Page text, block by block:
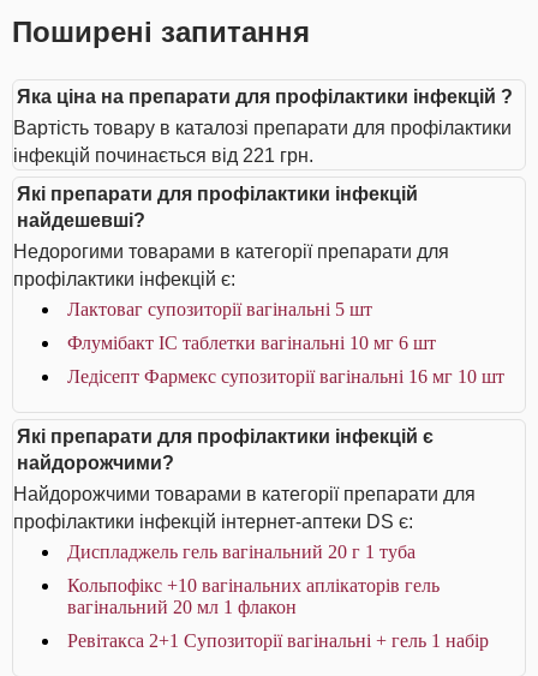
Поширені запитання
Яка ціна на препарати для профілактики інфекцій ?
Вартість товару в каталозі препарати для профілактики
інфекцій починається від 221 грн.
Які препарати для профілактики інфекцій
найдешевші?
Недорогими товарами в категорії препарати для
профілактики інфекцій є:
Лактоваг супозиторії вагінальні 5 шт
Флумібакт IC таблетки вагінальні 10 мг 6 шт
Ледісепт Фармекс супозиторії вагінальні 16 мг 10 шт
Які препарати для профілактики інфекцій є
найдорожчими?
Найдорожчими товарами в категорії препарати для
профілактики інфекцій інтернет-аптеки DS є:
Диспладжель гель вагінальний 20 г 1 туба
Кольпофікс +10 вагінальних аплікаторів гель
вагінальний 20 мл 1 флакон
Ревітакса 2+1 Супозиторiї вагiнальнi + гель 1 набір